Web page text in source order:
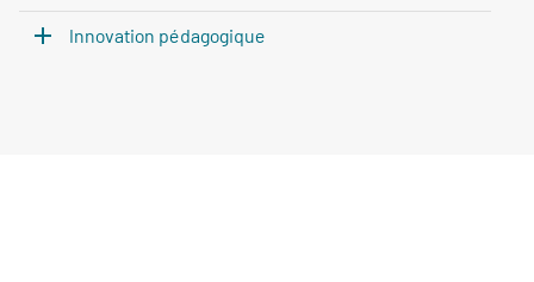
Innovation pédagogique